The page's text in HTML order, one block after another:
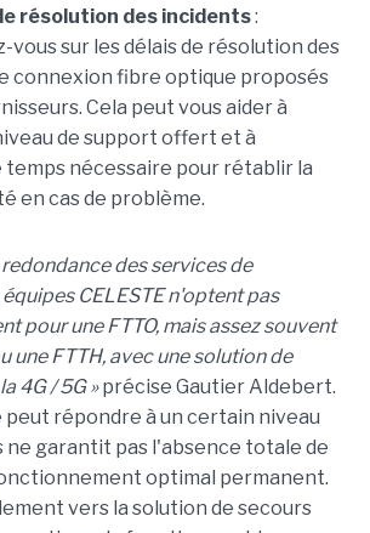
résolution des incidents:
vous sur les délais de résolution des
connexion fibre optique proposés
Cela peut vous aider à
de support offert et à
nécessaire pour rétablir la
en cas de problème.
redondance des services de
CELESTE n'optent pas
pour une FTTO, mais assez souvent
une FTTH, avec une solution de
4G / 5G »précise Gautier Aldebert.
répondre à un certain niveau
ne garantit pas l'absence totale de
optimal permanent.
vers la solution de secours